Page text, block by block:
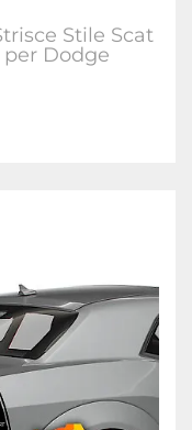
Stile Scat
per Dodge